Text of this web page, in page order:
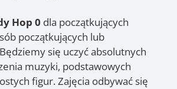
Hop 0 dla początkujących
początkujących lub
się uczyć absolutnych
muzyki, podstawowych
figur. Zajęcia odbywać się